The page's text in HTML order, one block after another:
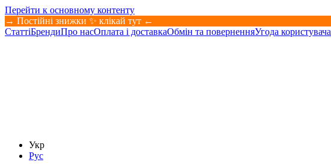
Перейти к основному контенту
→ Постійні знижки ✨ клікай тут ←
СтаттіБрендиПро насОплата і доставкаОбмін та поверненняУгода користувача
Укр
Рус